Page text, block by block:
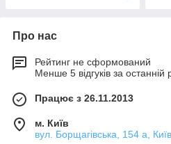
Про нас
Рейтинг не сформований
Менше 5 відгуків за останній
Працює з 26.11.2013
м. Київ
вул. Борщагівська, 154 а,